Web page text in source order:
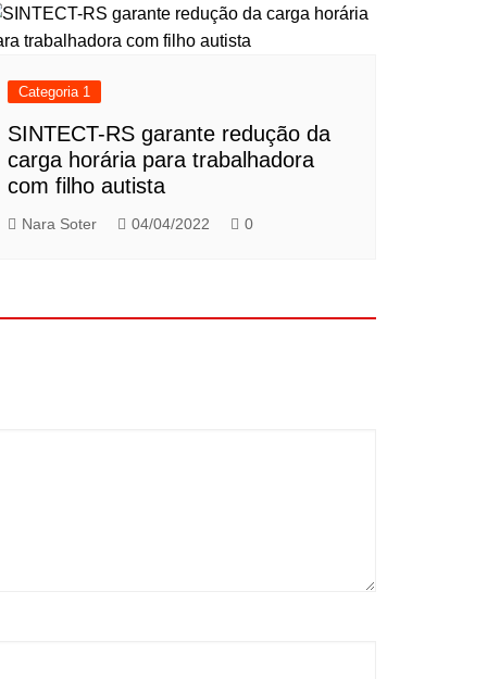
Categoria 1
SINTECT-RS garante redução da
carga horária para trabalhadora
com filho autista
Nara Soter 04/04/2022 0